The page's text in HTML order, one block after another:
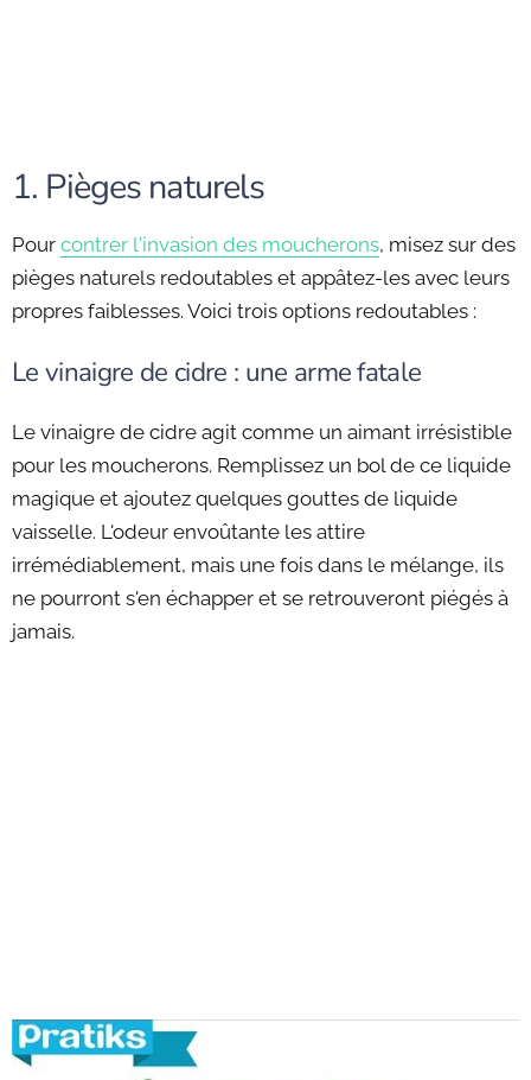
1. Pièges naturels
Pour contrer l'invasion des moucherons, misez sur des
pièges naturels redoutables et appâtez-les avec leurs
propres faiblesses. Voici trois options redoutables :
Le vinaigre de cidre : une arme fatale
Le vinaigre de cidre agit comme un aimant irrésistible
pour les moucherons. Remplissez un bol de ce liquide
magique et ajoutez quelques gouttes de liquide
vaisselle. L'odeur envoûtante les attire
irrémédiablement, mais une fois dans le mélange, ils
ne pourront s'en échapper et se retrouveront piégés à
jamais.